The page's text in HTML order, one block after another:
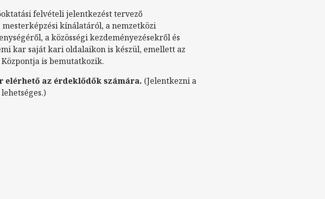
felvételi jelentkezést tervező
kínálatáról, a nemzetközi
a közösségi kezdeményezésekről és
kar saját kari oldalaikon is készül, emellett az
is bemutatkozik.
elérhető az érdeklődők számára. (Jelentkezni a